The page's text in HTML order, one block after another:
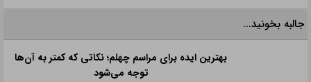
جالبه بخونید...
بهترین ایده برای مراسم چهلم؛ نکاتی که کمتر به آن‌ها
توجه می‌شود